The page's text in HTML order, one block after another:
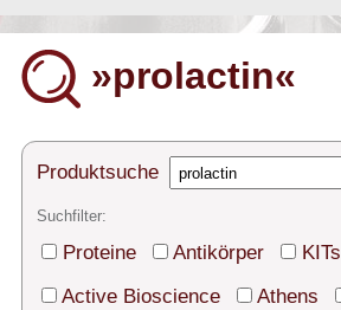
Diaclone Produkte
Home
Produkte
Kontakt
»prolactin«
Produktsuche
Suchfilter:
Proteine Antikörper
KITs
Active Bioscience
Athens